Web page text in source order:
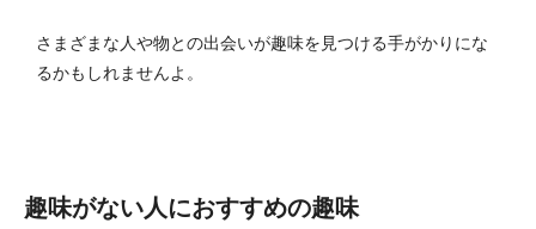
さまざまな人や物との出会いが趣味を見つける手がかりにな
るかもしれませんよ。
趣味がない人におすすめの趣味